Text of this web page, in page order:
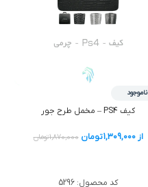
ناموجود
کیف PS4 – مخمل طرح جور
از1,309,000تومان 1,870,000تومان
کد محصول: 5296